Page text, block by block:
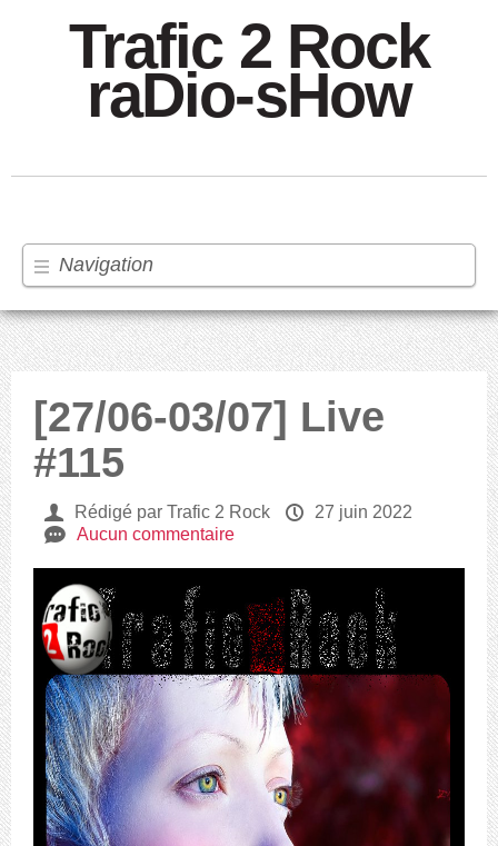
Trafic 2 Rock
raDio-sHow
Navigation
[27/06-03/07] Live
#115
U Rédigé par Trafic 2 Rock P 27 juin 2022
e Aucun commentaire